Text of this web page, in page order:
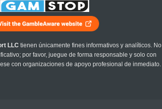
LLC tienen únicamente fines informativos y analíticos. No
por favor, juegue de forma responsable y solo con
con organizaciones de apoyo profesional de inmediato.